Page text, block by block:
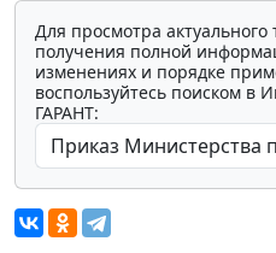
Для просмотра актуального
получения полной
изменениях и порядке
воспользуйтесь поиском в
ГАРАНТ: